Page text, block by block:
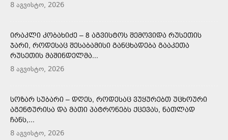
8 აგვისტო, 2026
ᲘᲠᲐᲙᲚᲘ ᲙᲝᲑᲐᲮᲘᲫᲔ – 8 ᲐᲒᲕᲘᲡᲢᲝᲡ ᲨᲔᲛᲝᲕᲘᲓᲐ ᲠᲣᲡᲔᲗᲘᲡ
ᲯᲐᲠᲘ, ᲠᲝᲓᲔᲡᲐᲪ ᲨᲔᲡᲐᲑᲐᲛᲘᲡᲘ ᲒᲐᲜᲪᲮᲐᲓᲔᲑᲐ ᲒᲐᲐᲙᲔᲗᲐ
ᲠᲣᲡᲔᲗᲘᲡ ᲛᲐᲨᲘᲜᲓᲔᲚᲛᲐ...
8 აგვისტო, 2026
ᲡᲝᲖᲐᲠ ᲡᲣᲑᲐᲠᲘ – ᲓᲦᲔᲡ, ᲠᲝᲓᲔᲡᲐᲪ ᲕᲣᲧᲣᲠᲔᲑᲗ ᲣᲪᲮᲝᲣᲠᲘ
ᲐᲒᲔᲜᲢᲣᲠᲘᲡᲐ ᲓᲐ ᲛᲐᲗᲘ ᲞᲐᲢᲠᲝᲜᲔᲑᲡ ᲥᲪᲔᲕᲐᲡ, ᲜᲐᲗᲚᲐᲓ
ᲩᲐᲜᲡ,...
8 აგვისტო, 2026